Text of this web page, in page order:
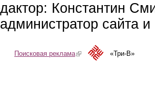
Константин
сайта
Поисковая реклама(link is external)«Три-В»